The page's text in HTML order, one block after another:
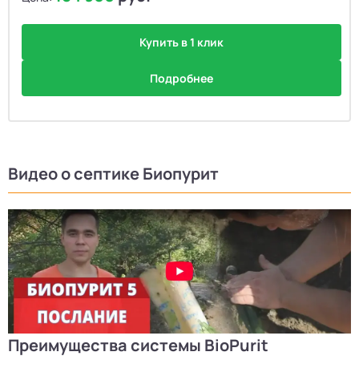
Купить в 1 клик
Подробнее
Видео о септике Биопурит
Преимущества системы BioPurit